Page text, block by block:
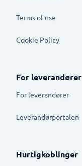
Terms of use
Cookie Policy
For leverandører
For leverandører
Leverandørportalen
Hurtigkoblinger